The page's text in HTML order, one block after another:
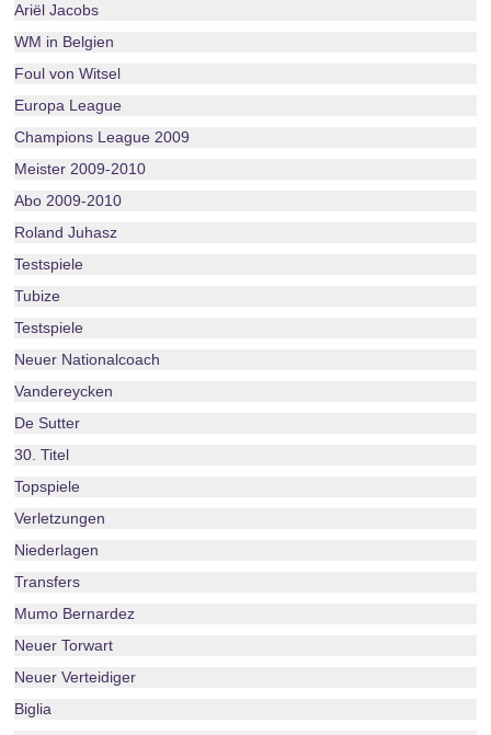
Ariël Jacobs
WM in Belgien
Foul von Witsel
Europa League
Champions League 2009
Meister 2009-2010
Abo 2009-2010
Roland Juhasz
Testspiele
Tubize
Testspiele
Neuer Nationalcoach
Vandereycken
De Sutter
30. Titel
Topspiele
Verletzungen
Niederlagen
Transfers
Mumo Bernardez
Neuer Torwart
Neuer Verteidiger
Biglia